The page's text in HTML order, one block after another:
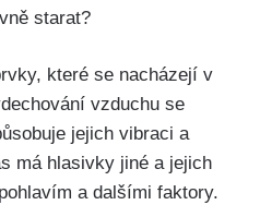
starat?
které se nacházejí v
vzduchu se​
jejich⁣ vibraci a⁢
má hlasivky jiné⁣ a jejich⁢
a dalšími⁤ faktory.